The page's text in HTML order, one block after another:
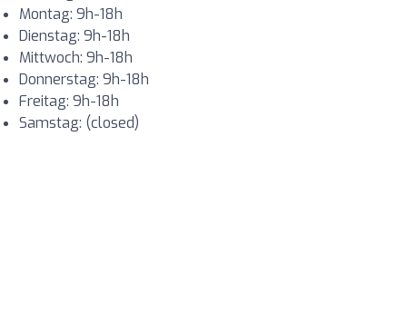
Montag: 9h-18h
Dienstag: 9h-18h
Mittwoch: 9h-18h
Donnerstag: 9h-18h
Freitag: 9h-18h
Samstag: (closed)